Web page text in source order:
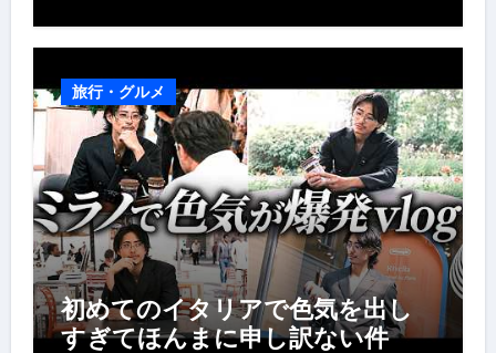
旅行・グルメ
初めてのイタリアで色気を出し
すぎてほんまに申し訳ない件